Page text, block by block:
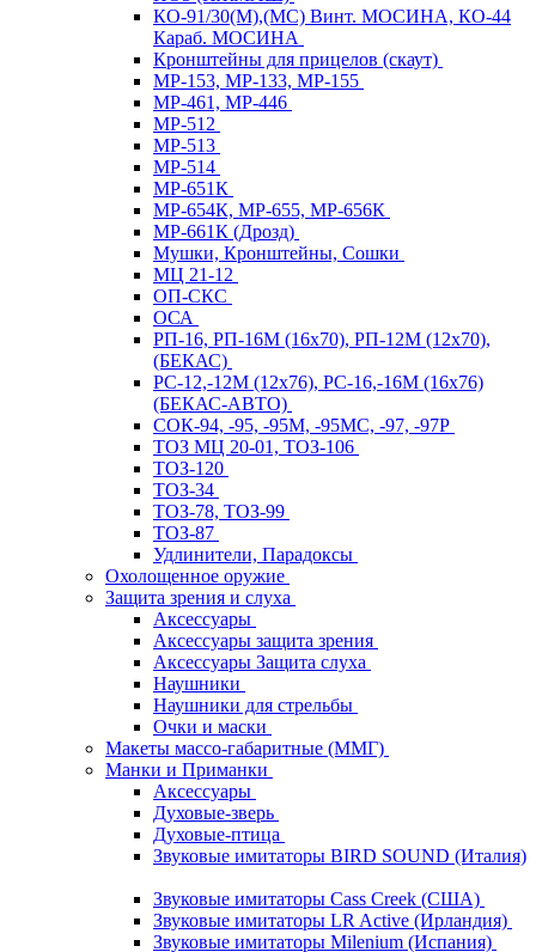
КО-91/30(М),(МС) Винт. МОСИНА, КО-44
Караб. МОСИНА
Кронштейны для прицелов (скаут)
МР-153, МР-133, МР-155
МР-461, МР-446
МР-512
МР-513
МР-514
МР-651К
МР-654К, МР-655, МР-656К
МР-661К (Дрозд)
Мушки, Кронштейны, Сошки
МЦ 21-12
ОП-СКС
ОСА
РП-16, РП-16М (16х70), РП-12М (12х70),
(БЕКАС)
РС-12,-12М (12х76), РС-16,-16М (16х76)
(БЕКАС-АВТО)
СОК-94, -95, -95М, -95МС, -97, -97Р
ТОЗ МЦ 20-01, ТОЗ-106
ТОЗ-120
ТОЗ-34
ТОЗ-78, ТОЗ-99
ТОЗ-87
Удлинители, Парадоксы
Охолощенное оружие
Защита зрения и слуха
Аксессуары
Аксессуары защита зрения
Аксессуары Защита слуха
Наушники
Наушники для стрельбы
Очки и маски
Макеты массо-габаритные (ММГ)
Манки и Приманки
Аксессуары
Духовые-зверь
Духовые-птица
Звуковые имитаторы BIRD SOUND (Италия)
Звуковые имитаторы Cass Creek (США)
Звуковые имитаторы LR Active (Ирландия)
Звуковые имитаторы Milenium (Испания)